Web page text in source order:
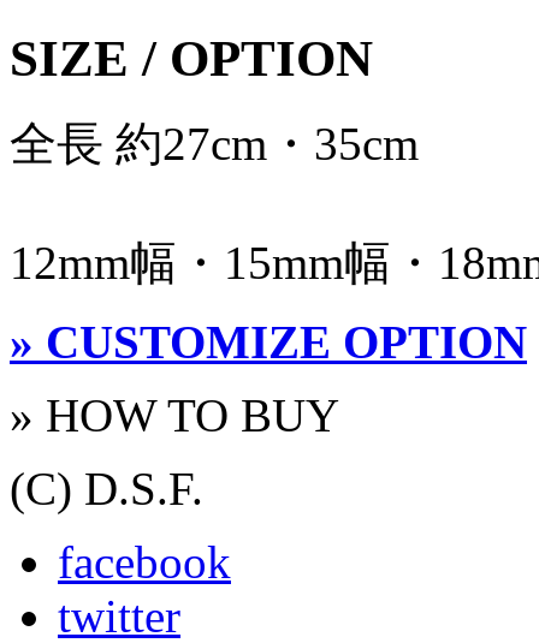
SIZE / OPTION
全長 約27cm・35cm
12mm幅・15mm幅・
» CUSTOMIZE OPTION
» HOW TO BUY
(C) D.S.F.
facebook
twitter